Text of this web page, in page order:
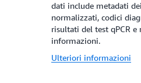
dati include metadati
normalizzati, codici
risultati del test qPCR e
informazioni.
Ulteriori informazioni